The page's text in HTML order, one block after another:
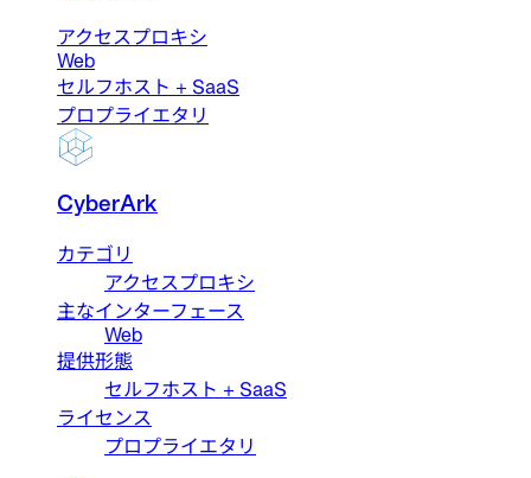
アクセスプロキシ
Web
セルフホスト + SaaS
プロプライエタリ
CyberArk
カテゴリ
アクセスプロキシ
主なインターフェース
Web
提供形態
セルフホスト + SaaS
ライセンス
プロプライエタリ